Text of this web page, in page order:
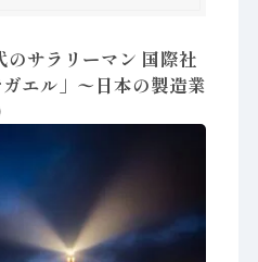
のサラリーマン 国際社
エル」〜日本の製造業